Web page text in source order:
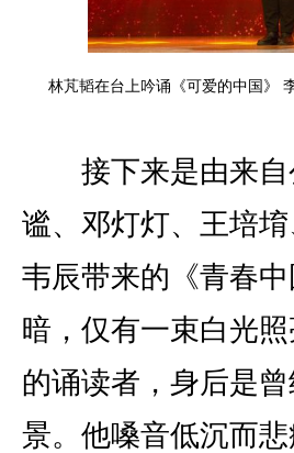
林芃韬在台上吟诵《可爱的中国》
接下来是由来自
谧、邓灯灯、王培
韦辰带来的《青春
暗，仅有一束白光
的诵读者，身后是
景。他嗓音低沉而